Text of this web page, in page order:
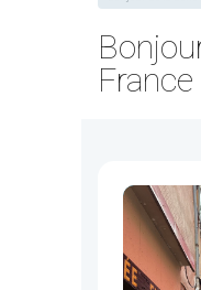
France